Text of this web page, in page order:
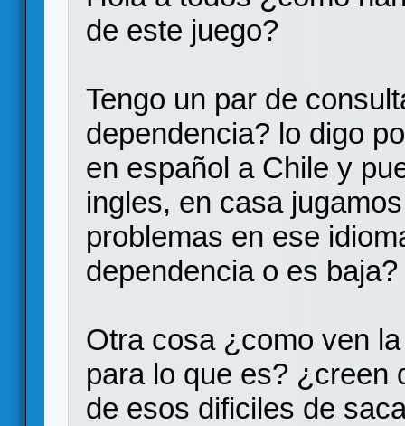
de este juego?
Tengo un par de
dependencia? lo digo
en español a Chile y
ingles, en casa
problemas en ese
dependencia o es baja?
Otra cosa ¿como ven
para lo que es? ¿creen
de esos dificiles de